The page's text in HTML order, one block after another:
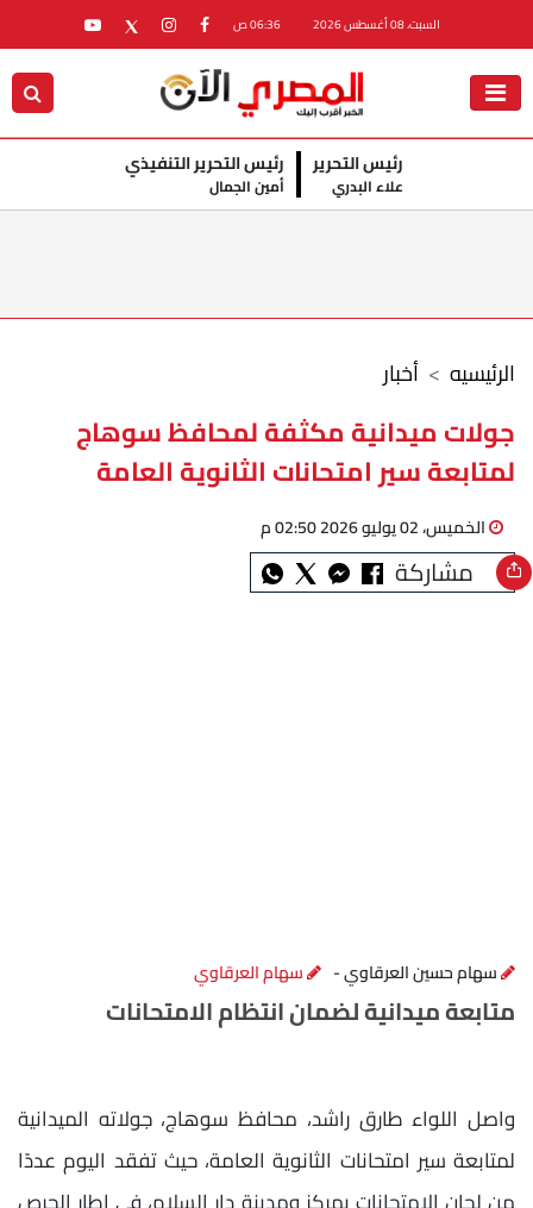
السبت، 08 أغسطس 2026
رئيس التحرير
علاء البدري
رئيس التحرير التنفيذي
أمين الجمال
أخبار الرئيسيه
جولات ميدانية مكثفة لمحافظ سوهاج
لمتابعة سير امتحانات الثانوية العامة
الخميس، 02 يوليو 2026 02:50 م
مشاركة
سهام حسين العرقاوي - سهام العرقاوي
متابعة ميدانية لضمان انتظام الامتحانات
واصل اللواء طارق راشد، محافظ سوهاج، جولاته الميدانية
لمتابعة سير امتحانات الثانوية العامة، حيث تفقد اليوم عددًا